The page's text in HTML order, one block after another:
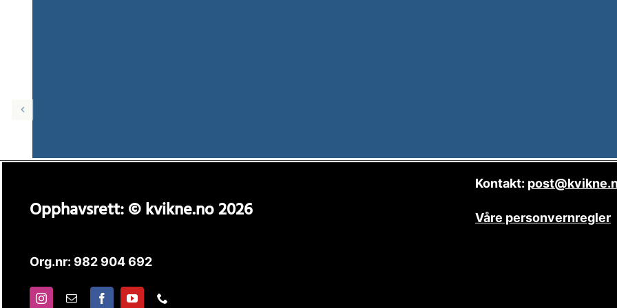
Opphavsrett: © kvikne.no 2026
Org.nr: 982 904 692
Kontakt:
Våre personvernregler